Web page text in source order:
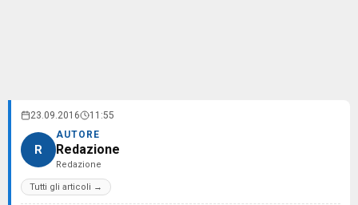
23.09.2016 11:55
R
AUTORE
Redazione
Redazione
Tutti gli articoli →